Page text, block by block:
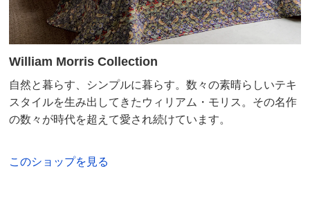
2024/12/16
3人掛 イチゴブルーグリーン
愛媛県
生地の裏面も気に入っています。
使い、1掛けは表面のまま、クッションと合わせていま
William Morris Collection
自然と暮らす、シンプルに暮らす。数々の素晴らしいテキ
スタイルを生み出してきたウィリアム・モリス。その名作
の数々が時代を超えて愛され続けています。
このショップを見る